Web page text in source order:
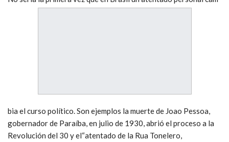
bia el curso político. Son ejemplos la muerte de Joao Pessoa,
gobernador de Paraíba, en julio de 1930, abrió el proceso a la
Revolución del 30 y el“atentado de la Rua Tonelero,